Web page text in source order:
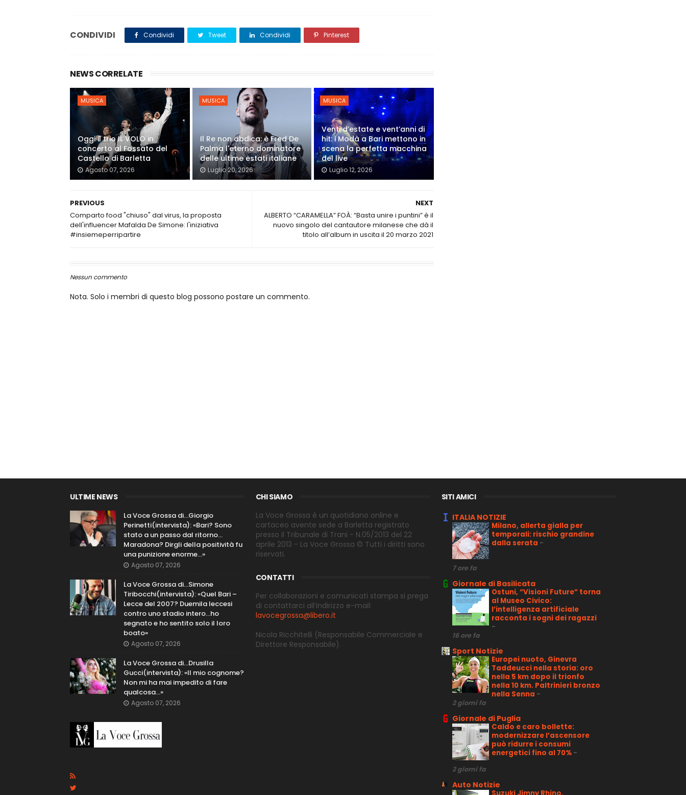
CONDIVIDI Condividi Tweet Condividi Pinterest
NEWS CORRELATE
MUSICA
Oggi il trio IL VOLO in
concerto al Fossato del
Castello di Barletta
Agosto 07, 2026
MUSICA
Il Re non abdica: è Fred De
Palma l'eterno dominatore
delle ultime estati italiane
Luglio 20, 2026
MUSICA
Venti d’estate e vent’anni di
hit: i Modà a Bari mettono in
scena la perfetta macchina
del live
Luglio 12, 2026
NEXT
ALBERTO “CARAMELLA” FOÀ: “Basta unire i puntini” è il
nuovo singolo del cantautore milanese che dà il
titolo all’album in uscita il 20 marzo 2021
PREVIOUS
Comparto food "chiuso" dal virus, la proposta
dell'influencer Mafalda De Simone: l'iniziativa
#insiemeperripartire
Nessun commento
Nota. Solo i membri di questo blog possono postare un commento.
ULTIME NEWS
La Voce Grossa di…Giorgio
Perinetti(intervista): «Bari? Sono
stato a un passo dal ritorno...
Maradona? Dirgli della positività fu
una punizione enorme…»
Agosto 07, 2026
La Voce Grossa di…Simone
Tiribocchi(intervista): «Quel Bari –
Lecce del 2007? Duemila leccesi
contro uno stadio intero...ho
segnato e ho sentito solo il loro
boato»
Agosto 07, 2026
La Voce Grossa di…Drusilla
Gucci(intervista): «Il mio cognome?
Non mi ha mai impedito di fare
qualcosa…»
Agosto 07, 2026
CHI SIAMO
La Voce Grossa è un quotidiano online e
cartaceo avente sede a Barletta registrato
presso il Tribunale di Trani - N.05/2013 del 22
aprile 2013 - La Voce Grossa © Tutti i diritti sono
riservati.
CONTATTI
Per collaborazioni e comunicati stampa si prega
di contattarci all’indirizzo e-mail:
lavocegrossa@libero.it
Nicola Ricchitelli (Responsabile Commerciale e
Direttore Responsabile).
SITI AMICI
ITALIA NOTIZIE
Milano, allerta gialla per
temporali: rischio grandine
dalla serata -
7 ore fa
Giornale di Basilicata
Ostuni, “Visioni Future” torna
al Museo Civico:
l’intelligenza artificiale
racconta i sogni dei ragazzi
-
16 ore fa
Sport Notizie
Europei nuoto, Ginevra
Taddeucci nella storia: oro
nella 5 km dopo il trionfo
nella 10 km. Paltrinieri bronzo
nella Senna -
2 giorni fa
Giornale di Puglia
Caldo e caro bollette:
modernizzare l’ascensore
può ridurre i consumi
energetici fino al 70% -
2 giorni fa
Auto Notizie